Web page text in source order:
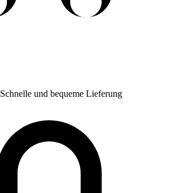
Schnelle und bequeme Lieferung